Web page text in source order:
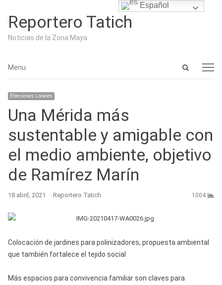
Reportero Tatich
Noticias de la Zona Maya
Open
Menu
Menu
Elecciones Locales
Una Mérida más
sustentable y amigable con
el medio ambiente, objetivo
de Ramírez Marín
18 abril, 2021 Author
Reportero Tatich 1004
Colocación de jardines para polinizadores, propuesta ambiental
que también fortalece el tejido social
Más espacios para convivencia familiar son claves para
Español